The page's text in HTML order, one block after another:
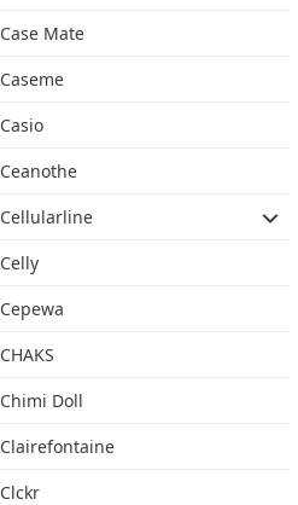
Case Mate
Caseme
Casio
Ceanothe
Cellularline
Celly
Cepewa
CHAKS
Chimi Doll
Clairefontaine
Clckr